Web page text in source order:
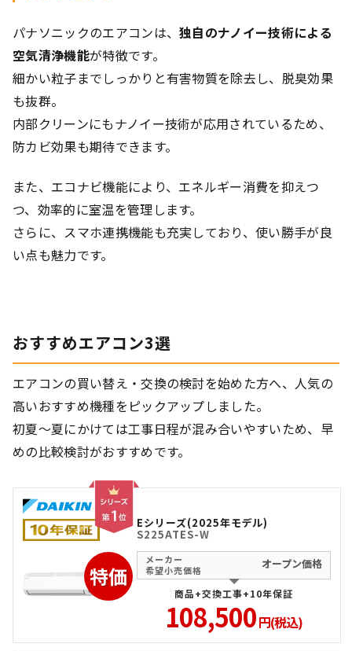
パナソニックのエアコンは、独自のナノイー技術による
空気清浄機能が特徴です。
細かい粒子までしっかりと有害物質を除去し、脱臭効果
も抜群。
内部クリーンにもナノイー技術が応用されているため、
防カビ効果も期待できます。
また、エコナビ機能により、エネルギー消費を抑えつ
つ、効率的に室温を管理します。
さらに、スマホ連携機能も充実しており、使い勝手が良
い点も魅力です。
おすすめエアコン3選
エアコンの買い替え・交換の検討を始めた方へ、人気の
高いおすすめ機種をピックアップしました。
初夏～夏にかけては工事日程が混み合いやすいため、早
めの比較検討がおすすめです。
特価
Eシリーズ(2025年モデル)
S225ATES-W
メーカー
希望小売価格
オープン価格
商品+交換工事+10年保証
108,500円(税込)